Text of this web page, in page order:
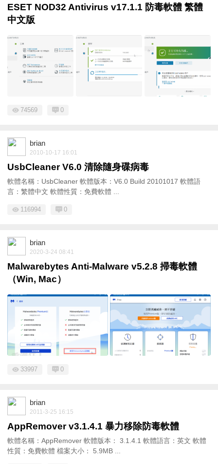
ESET NOD32 Antivirus v17.1.1 防毒軟體 繁體
中文版
74569 0
brian
2010-10-17 16:01
UsbCleaner V6.0 清除隨身碟病毒
軟體名稱：UsbCleaner 軟體版本：V6.0 Build 20101017 軟體語
言：繁體中文 軟體性質：免費軟體 ...
116994 0
brian
2020-3-24 08:41
Malwarebytes Anti-Malware v5.2.8 掃毒軟體
（Win, Mac）
33997 0
brian
2011-3-25 16:15
AppRemover v3.1.4.1 暴力移除防毒軟體
軟體名稱：AppRemover 軟體版本： 3.1.4.1 軟體語言：英文 軟體
性質：免費軟體 檔案大小： 5.9MB ...